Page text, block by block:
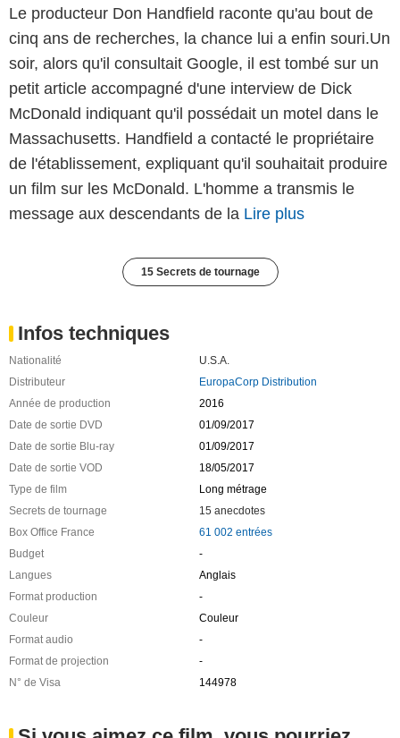
Le producteur Don Handfield raconte qu'au bout de
cinq ans de recherches, la chance lui a enfin souri.Un
soir, alors qu'il consultait Google, il est tombé sur un
petit article accompagné d'une interview de Dick
McDonald indiquant qu'il possédait un motel dans le
Massachusetts. Handfield a contacté le propriétaire
de l'établissement, expliquant qu'il souhaitait produire
un film sur les McDonald. L'homme a transmis le
message aux descendants de la Lire plus
15 Secrets de tournage
Infos techniques
Nationalité
U.S.A.
Distributeur
EuropaCorp Distribution
Année de production
2016
Date de sortie DVD
01/09/2017
Date de sortie Blu-ray
01/09/2017
Date de sortie VOD
18/05/2017
Type de film
Long métrage
Secrets de tournage
15 anecdotes
Box Office France
61 002 entrées
Budget
-
Langues
Anglais
Format production
-
Couleur
Couleur
Format audio
-
Format de projection
-
N° de Visa
144978